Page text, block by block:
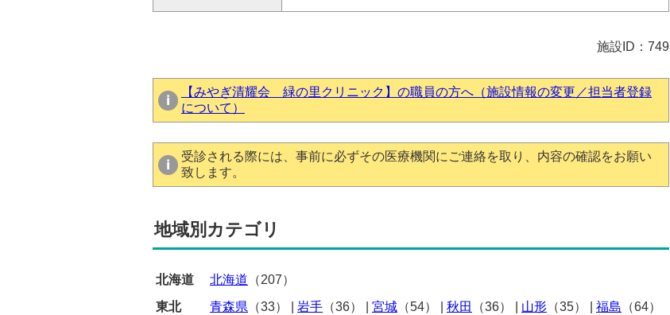
施設ID：749
【みやぎ清耀会 緑の里クリニック】の職員の方へ（施設情報の変更／担当者登録
について）
受診される際には、事前に必ずその医療機関にご連絡を取り、内容の確認をお願い
致します。
地域別カテゴリ
北海道 北海道 （207）
東北
青森県 （33） 岩手 （36） 宮城 （54） 秋田 （36） 山形 （35） 福島 （64）